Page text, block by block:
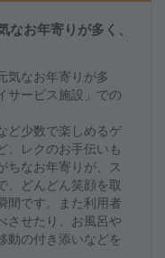
お年寄りが多く、
気なお年寄りが多
サービス施設」での
ど少数で楽しめるゲ
、レクのお手伝いも
ちなお年寄りが、ス
、どんどん笑顔を取
間です。また利用者
させたり、お風呂や
動の付き添いなどを